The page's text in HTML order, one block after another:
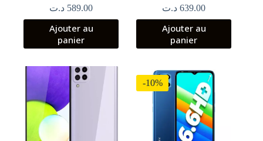
589.00 د.ت
Ajouter au
panier
639.00 د.ت
Ajouter au
panier
-10%